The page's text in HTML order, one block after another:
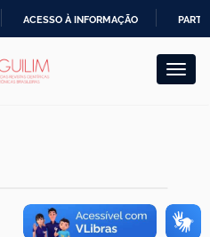
PARA
O
ACESSO À INFORMAÇÃO